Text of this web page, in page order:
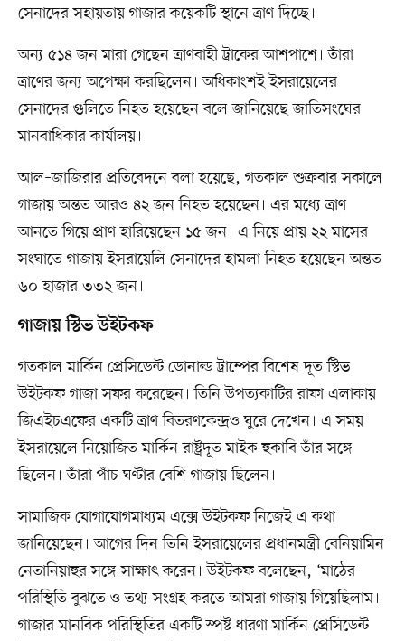
সেনাদের সহায়তায় গাজার কয়েকটি স্থানে ত্রাণ দিচ্ছে।
অন্য ৫১৪ জন মারা গেছেন ত্রাণবাহী ট্রাকের আশপাশে। তাঁরা
ত্রাণের জন্য অপেক্ষা করছিলেন। অধিকাংশই ইসরায়েলের
সেনাদের গুলিতে নিহত হয়েছেন বলে জানিয়েছে জাতিসংঘের
মানবাধিকার কার্যালয়।
আল–জাজিরার প্রতিবেদনে বলা হয়েছে, গতকাল শুক্রবার সকালে
গাজায় অন্তত আরও ৪২ জন নিহত হয়েছেন। এর মধ্যে ত্রাণ
আনতে গিয়ে প্রাণ হারিয়েছেন ১৫ জন। এ নিয়ে প্রায় ২২ মাসের
সংঘাতে গাজায় ইসরায়েলি সেনাদের হামলা নিহত হয়েছেন অন্তত
৬০ হাজার ৩৩২ জন।
গাজায় স্টিভ উইটকফ
গতকাল মার্কিন প্রেসিডেন্ট ডোনাল্ড ট্রাম্পের বিশেষ দূত স্টিভ
উইটকফ গাজা সফর করেছেন। তিনি উপত্যকাটির রাফা এলাকায়
জিএইচএফের একটি ত্রাণ বিতরণকেন্দ্রও ঘুরে দেখেন। এ সময়
ইসরায়েলে নিয়োজিত মার্কিন রাষ্ট্রদূত মাইক হুকাবি তাঁর সঙ্গে
ছিলেন। তাঁরা পাঁচ ঘণ্টার বেশি গাজায় ছিলেন।
সামাজিক যোগাযোগমাধ্যম এক্সে উইটকফ নিজেই এ কথা
জানিয়েছেন। আগের দিন তিনি ইসরায়েলের প্রধানমন্ত্রী বেনিয়ামিন
নেতানিয়াহুর সঙ্গে সাক্ষাৎ করেন। উইটকফ বলেছেন, ‘মাঠের
পরিস্থিতি বুঝতে ও তথ্য সংগ্রহ করতে আমরা গাজায় গিয়েছিলাম।
গাজার মানবিক পরিস্থিতির একটি স্পষ্ট ধারণা মার্কিন প্রেসিডেন্ট